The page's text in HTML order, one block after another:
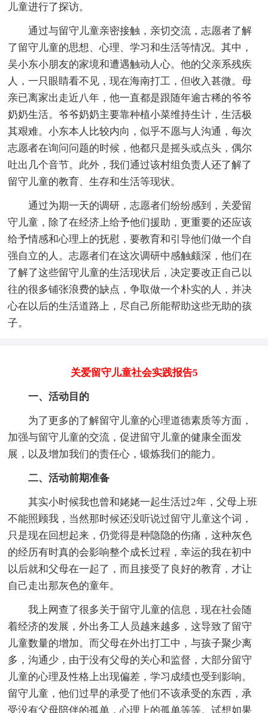
儿童进行了探访。
通过与留守儿童亲密接触，亲切交流，志愿者了解
了留守儿童的思想、心理、学习和生活等情况。其中，
吴小东小朋友的家境和遭遇触动人心。他的父亲系残疾
人，一只眼睛看不见，现在海南打工，但收入甚微。母
亲已离家出走近八年，他一直都是跟随年逾古稀的爷爷
奶奶生活。爷爷奶奶主要靠种植小菜维持生计，生活极
其艰难。小东本人比较内向，似乎不愿与人沟通，每次
志愿者在询问问题的时候，他都只是摇头或点头，偶尔
吐出几个音节。此外，我们通过该村组负责人还了解了
留守儿童的教育、生存和生活等现状。
通过为期一天的调研，志愿者们纷纷感到，关爱留
守儿童，除了在经济上给予他们援助，更重要的还应该
给予情感和心理上的抚慰，要教育和引导他们做一个自
强自立的人。志愿者们在这次调研中感触颇深，他们在
了解了这些留守儿童的生活现状后，决定要改正自己以
往的很多铺张浪费的缺点，争取做一个朴实的人，并决
心在以后的生活道路上，尽自己所能帮助这些无助的孩
子。
关爱留守儿童社会实践报告5
一、活动目的
为了更多的了解留守儿童的心理道德素质等方面，
加强与留守儿童的交流，促进留守儿童的健康全面发
展，以及增加我们的责任心，锻炼我们的能力。
二、活动前期准备
其实小时候我也曾和姥姥一起生活过2年，父母上班
不能照顾我，当然那时候还没听说过留守儿童这个词，
只是现在回想起来，仍觉得是种隐隐的伤痛，这种灰色
的经历有时真的会影响整个成长过程，幸运的我在初中
以后就和父母在一起了，而且接受了良好的教育，才让
自己走出那灰色的童年。
我上网查了很多关于留守儿童的信息，现在社会随
着经济的发展，外出务工人员越来越多，这导致了留守
儿童数量的增加。而父母在外出打工中，与孩子聚少离
多，沟通少，由于没有父母的关心和监督，大部分留守
儿童的心理及性格上出现偏差，学习成绩也受到影响。
留守儿童，他们过早的承受了他们不该承受的东西，承
受没有父母陪伴的孤单，心理上的孤单等等。试想如果